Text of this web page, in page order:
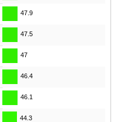
47.9
47.5
47
46.4
46.1
44.3